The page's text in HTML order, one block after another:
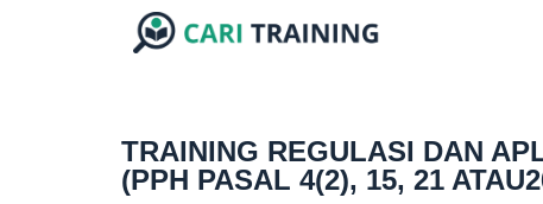
TRAINING REGULASI DAN
(PPH PASAL 4(2), 15, 21